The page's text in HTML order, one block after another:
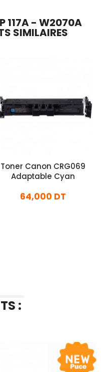
117A - W2070A
SIMILAIRES
Toner Canon CRG069
Adaptable Cyan
64,000 DT
: